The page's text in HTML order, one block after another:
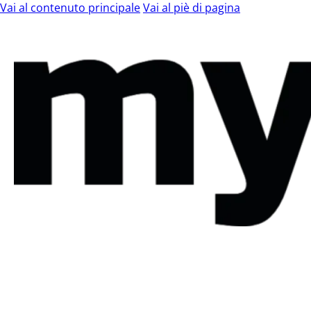
Vai al contenuto principaleVai al piè di pagina